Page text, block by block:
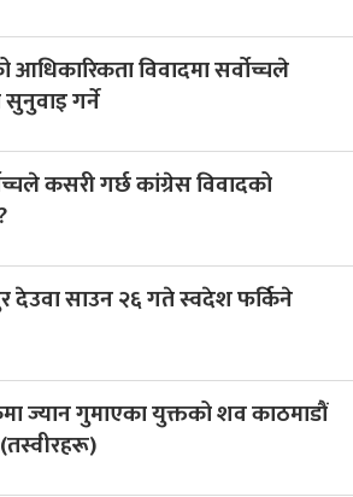
आधिकारिकता विवादमा सर्वोच्चले
गर्ने
कसरी गर्छ कांग्रेस विवादको
देउवा साउन २६ गते स्वदेश फर्किने
ज्यान गुमाएका युक्तको शव काठमाडौं